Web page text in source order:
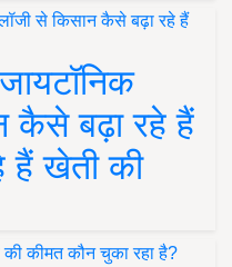
कैसे बढ़ा रहे हैं
हैं खेती की